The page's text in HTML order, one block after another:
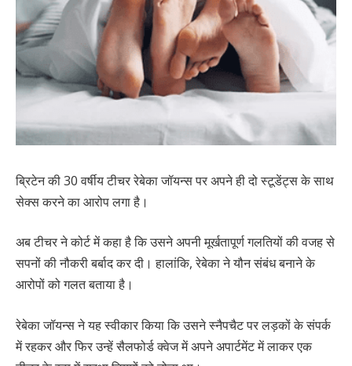
ब्रिटेन की 30 वर्षीय टीचर रेबेका जॉयन्स पर अपने ही दो स्टूडेंट्स के साथ
सेक्स करने का आरोप लगा है।
अब टीचर ने कोर्ट में कहा है कि उसने अपनी मूर्खतापूर्ण गलतियों की वजह से
सपनों की नौकरी बर्बाद कर दी। हालांकि, रेबेका ने यौन संबंध बनाने के
आरोपों को गलत बताया है।
रेबेका जॉयन्स ने यह स्वीकार किया कि उसने स्नैपचैट पर लड़कों के संपर्क
में रहकर और फिर उन्हें सैलफोर्ड क्वेज में अपने अपार्टमेंट में लाकर एक